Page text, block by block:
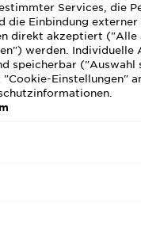
und
ohne radikal zu
bei stumpfem Haar
angewendet
, ohne die Haarstruktur zu
bei Blond gezielt
ob gefärbt, naturbelassen
profitiert besonders.
Services, die
die Einbindung externer
direkt akzeptiert
werden. Individuelle
speicherbar ("Auswahl
Einstellungen"